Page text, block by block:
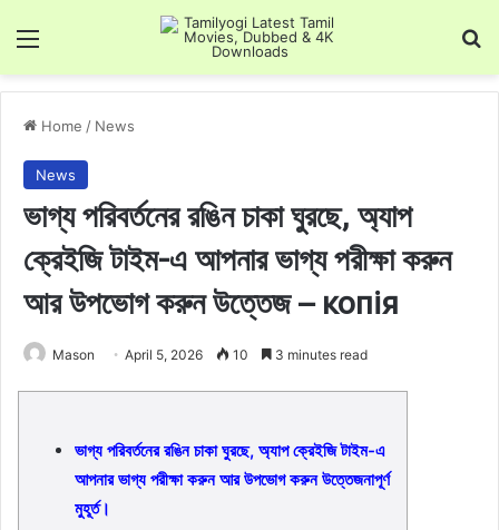
Menu
Home / News
News
ভাগ্য পরিবর্তনের রঙিন চাকা ঘুরছে, অ্যাপ
ক্রেইজি টাইম-এ আপনার ভাগ্য পরীক্ষা করুন
আর উপভোগ করুন উত্তেজ – копія
Mason April 5, 2026 10 3 minutes read
ভাগ্য পরিবর্তনের রঙিন চাকা ঘুরছে, অ্যাপ ক্রেইজি টাইম-এ
আপনার ভাগ্য পরীক্ষা করুন আর উপভোগ করুন উত্তেজনাপূর্ণ
মুহূর্ত।